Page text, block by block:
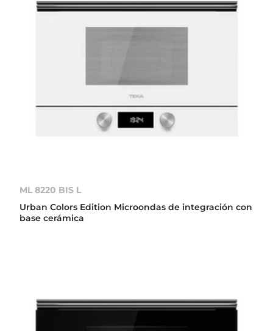
ML 8220 BIS L
Urban Colors Edition Microondas de integración con
base cerámica